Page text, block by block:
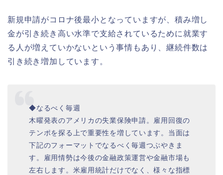
新規申請がコロナ後最小となっていますが、積み増し
金が引き続き高い水準で支給されているために就業す
る人が増えていかないという事情もあり、継続件数は
引き続き増加しています。
◆なるべく毎週
木曜発表のアメリカの失業保険申請。雇用回復の
テンポを探る上で重要性を増しています。当面は
下記のフォーマットでなるべく毎週つぶやきま
す。雇用情勢は今後の金融政策運営や金融市場も
左右します。米雇用統計だけでなく、様々な指標